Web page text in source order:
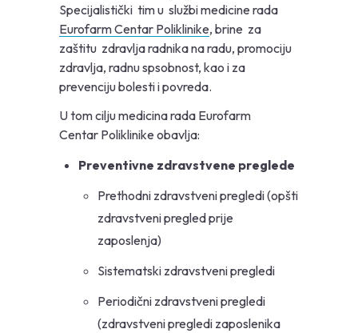
Specijalistički tim u službi medicine rada
Eurofarm Centar Poliklinike, brine za
zaštitu zdravlja radnika na radu, promociju
zdravlja, radnu spsobnost, kao i za
prevenciju bolesti i povreda.
U tom cilju medicina rada Eurofarm
Centar Poliklinike obavlja:
Preventivne zdravstvene preglede
Prethodni zdravstveni pregledi (opšti
zdravstveni pregled prije
zaposlenja)
Sistematski zdravstveni pregledi
Periodični zdravstveni pregledi
(zdravstveni pregledi zaposlenika